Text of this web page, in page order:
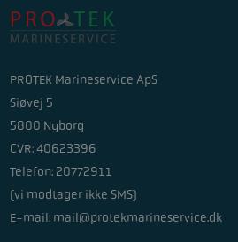
PROTEK Marineservice ApS
Siøvej 5
5800 Nyborg
CVR: 40623396
Telefon: 20772911
(vi modtager ikke SMS)
E-mail: mail@protekmarineservice.dk